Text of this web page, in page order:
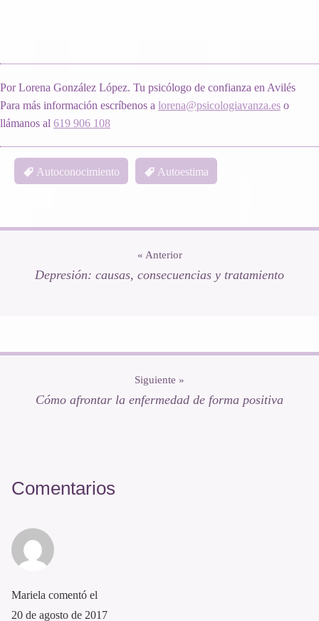
Por Lorena González López. Tu psicólogo de confianza en Avilés
Para más información escríbenos a lorena@psicologiavanza.es o
llámanos al 619 906 108
Autoconocimiento Autoestima
« Anterior
Depresión: causas, consecuencias y tratamiento
Siguiente »
Cómo afrontar la enfermedad de forma positiva
losComentarios
Mariela comentó el
20 de agosto de 2017